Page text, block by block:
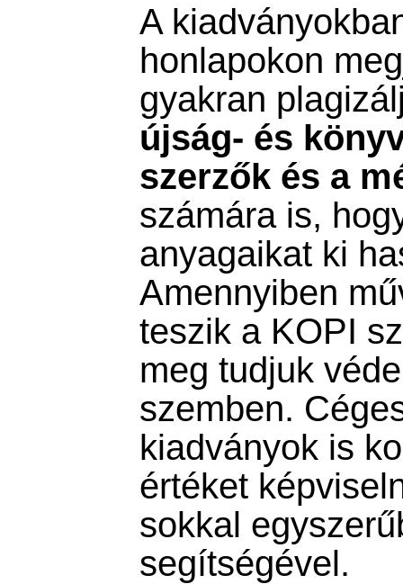
A
honlapokon
gyakran
újság- és
szerzők és a
számára is,
anyagaikat ki
Amennyiben
teszik a KOPI
meg tudjuk
szemben.
kiadványok is
értéket
sokkal
segítségével.